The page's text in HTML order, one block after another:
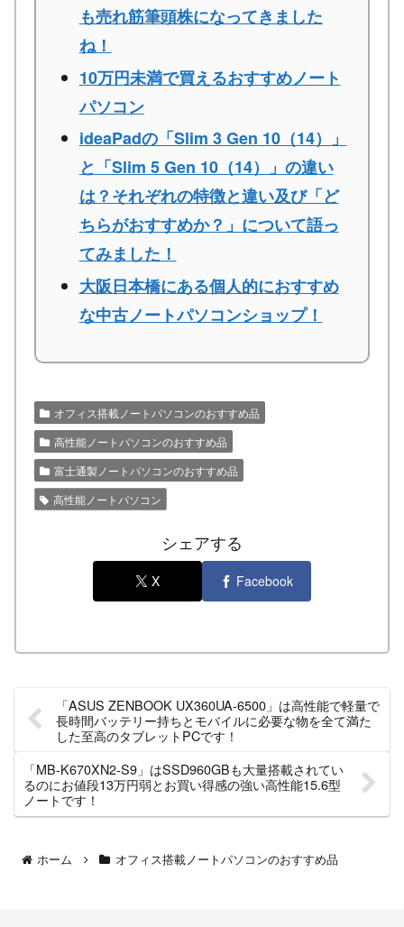
も売れ筋筆頭株になってきました
ね！
10万円未満で買えるおすすめノート
パソコン
ideaPadの「Slim 3 Gen 10（14）」
と「Slim 5 Gen 10（14）」の違い
は？それぞれの特徴と違い及び「ど
ちらがおすすめか？」について語っ
てみました！
大阪日本橋にある個人的におすすめ
な中古ノートパソコンショップ！
オフィス搭載ノートパソコンのおすすめ品
高性能ノートパソコンのおすすめ品
富士通製ノートパソコンのおすすめ品
高性能ノートパソコン
シェアする
X Facebook
「ASUS ZENBOOK UX360UA-6500」は高性能で軽量で
長時間バッテリー持ちとモバイルに必要な物を全て満た
した至高のタブレットPCです！
「MB-K670XN2-S9」はSSD960GBも大量搭載されてい
るのにお値段13万円弱とお買い得感の強い高性能15.6型
ノートです！
ホーム オフィス搭載ノートパソコンのおすすめ品